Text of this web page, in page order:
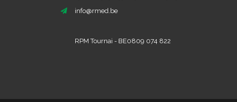
info@rmed.be
RPM Tournai - BE0809 074 822